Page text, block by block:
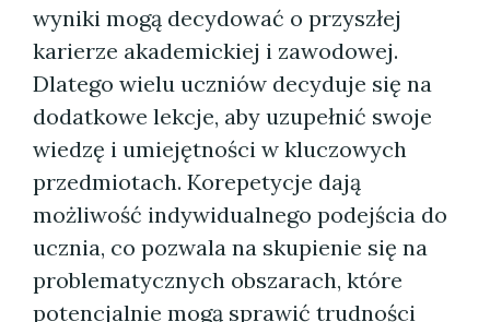
wyniki mogą decydować o przyszłej
karierze akademickiej i zawodowej.
Dlatego wielu uczniów decyduje się na
dodatkowe lekcje, aby uzupełnić swoje
wiedzę i umiejętności w kluczowych
przedmiotach. Korepetycje dają
możliwość indywidualnego podejścia do
ucznia, co pozwala na skupienie się na
problematycznych obszarach, które
potencjalnie mogą sprawić trudności